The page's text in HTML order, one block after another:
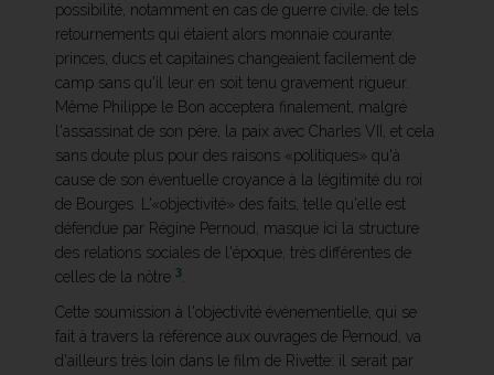
possibilité, notamment en cas de guerre civile, de tels
retournements qui étaient alors monnaie courante:
princes, ducs et capitaines changeaient facilement de
camp sans qu'il leur en soit tenu gravement rigueur.
Même Philippe le Bon acceptera finalement, malgré
l'assassinat de son père, la paix avec Charles VII, et cela
sans doute plus pour des raisons «politiques» qu'à
cause de son éventuelle croyance à la légitimité du roi
de Bourges. L'«objectivité» des faits, telle qu'elle est
défendue par Régine Pernoud, masque ici la structure
des relations sociales de l'époque, très différentes de
celles de la nôtre 3
Cette soumission à l'objectivité événementielle, qui se
fait à travers la référence aux ouvrages de Pernoud, va
d'ailleurs très loin dans le film de Rivette: il serait par